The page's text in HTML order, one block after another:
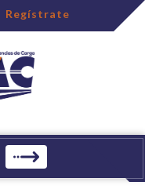
Regístrate